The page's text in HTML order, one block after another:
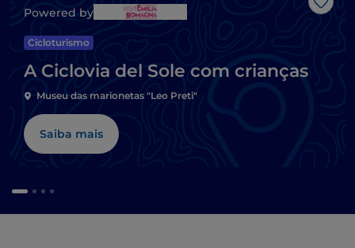
Powered by
Cicloturismo
A Ciclovia del Sole com crianças
Museu das marionetas "Leo Preti"
Saiba mais